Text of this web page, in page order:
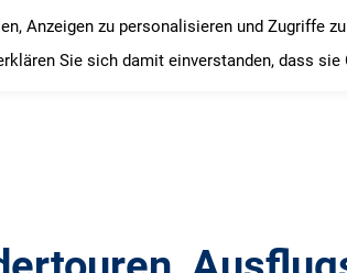
Anzeigen zu personalisieren und Zugriffe
Sie sich damit einverstanden, dass